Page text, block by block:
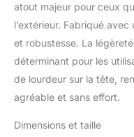
atout majeur pour ceux
l’extérieur. Fabriqué
et robustesse. La
déterminant pour les
de lourdeur sur la tête,
agréable et sans effort.
Dimensions et taille